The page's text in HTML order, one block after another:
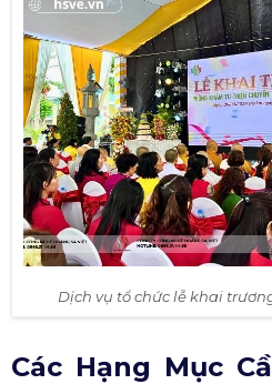
Dịch vụ tổ chức lễ khai
Các Hạng Mục